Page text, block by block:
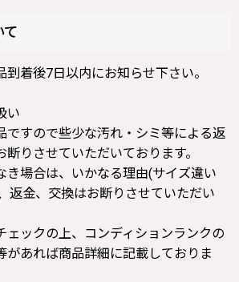
て
着後7日以内にお知らせ下さい。
い
ですので些少な汚れ・シミ等による返
りさせていただいております。
き場合は、いかなる理由(サイズ違い
返金、交換はお断りさせていただい
ェックの上、コンディションランクの
があれば商品詳細に記載しておりま